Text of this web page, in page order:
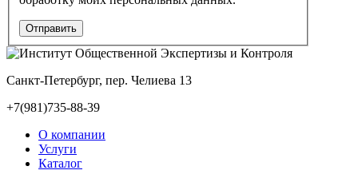
Санкт-Петербург, пер. Челиева 13
+7(981)735-88-39
О компании
Услуги
Каталог